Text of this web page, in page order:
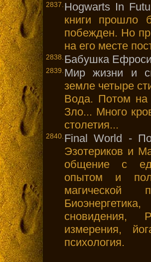
2837. Hogwarts In
книги прошло
побежден. Но
на его месте
2838. Бабушка
2839. Мир жизни и
земле четыре
Вода. Потом на
Зло... Много
столетия...
2840. Final World -
Эзотериков и
общение с
опытом и
измерения,
психология.